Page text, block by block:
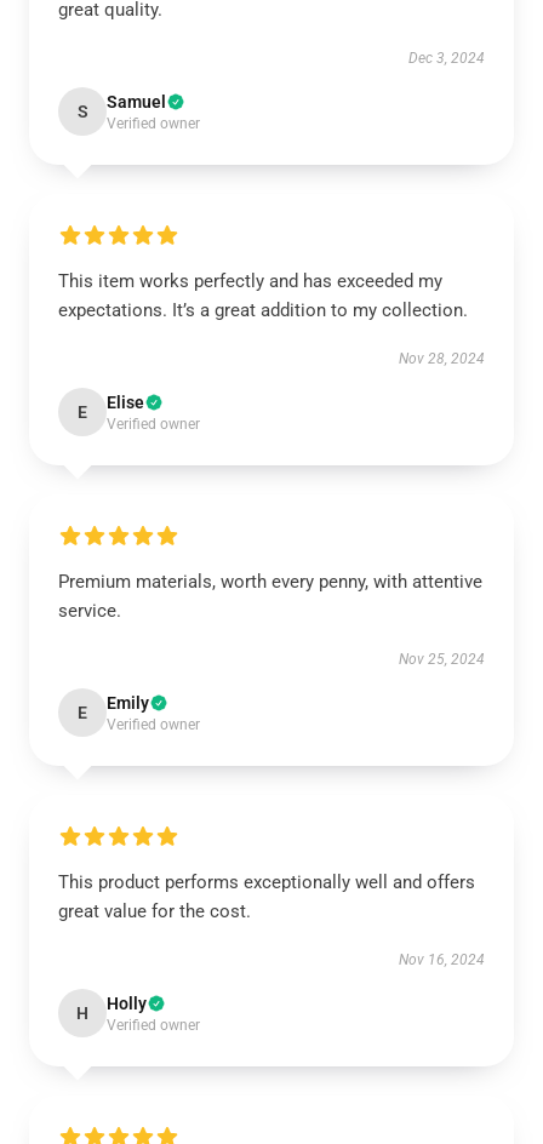
great quality.
Dec 3, 2024
S Samuel
Verified owner
This item works perfectly and has exceeded my
expectations. It’s a great addition to my collection.
Nov 28, 2024
E Elise
Verified owner
Premium materials, worth every penny, with attentive
service.
Nov 25, 2024
E Emily
Verified owner
This product performs exceptionally well and offers
great value for the cost.
Nov 16, 2024
H Holly
Verified owner